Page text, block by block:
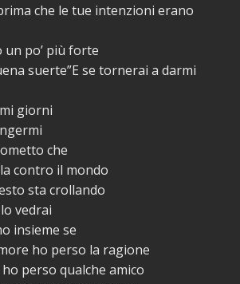
che le tue intenzioni erano
po’ più forte
suerte”E se tornerai a darmi
giorni
che
contro il mondo
sta crollando
vedrai
insieme se
ho perso la ragione
perso qualche amico